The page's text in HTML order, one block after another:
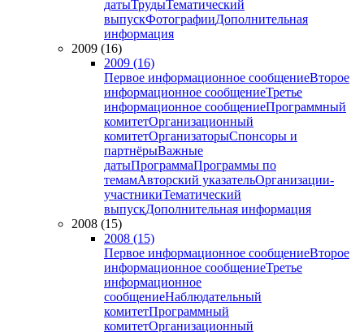
датыТрудыТематический
выпускФотографииДополнительная
информация
2009 (16)
2009 (16)
Первое информационное сообщениеВторое
информационное сообщениеТретье
информационное сообщениеПрограммный
комитетОрганизационный
комитетОрганизаторыСпонсоры и
партнёрыВажные
датыПрограммаПрограммы по
темамАвторский указательОрганизации-
участникиТематический
выпускДополнительная информация
2008 (15)
2008 (15)
Первое информационное сообщениеВторое
информационное сообщениеТретье
информационное
сообщениеНаблюдательный
комитетПрограммный
комитетОрганизационный